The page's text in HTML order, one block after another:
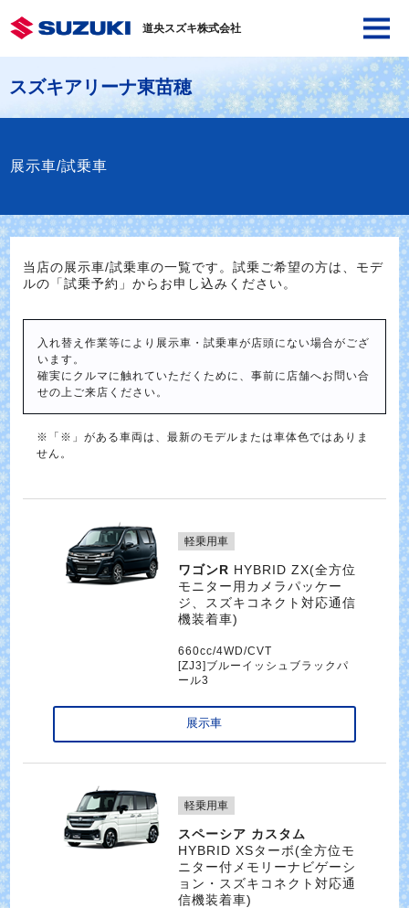
道央スズキ株式会社
スズキアリーナ東苗穂
展示車/試乗車
当店の展示車/試乗車の一覧です。試乗ご希望の方は、モデ
ルの「試乗予約」からお申し込みください。
入れ替え作業等により展示車・試乗車が店頭にない場合がござ
います。
確実にクルマに触れていただくために、事前に店舗へお問い合
せの上ご来店ください。
※「※」がある車両は、最新のモデルまたは車体色ではありま
せん。
軽乗用車
ワゴンR HYBRID ZX(全方位
モニター用カメラパッケー
ジ、スズキコネクト対応通信
機装着車)
660cc/4WD/CVT
[ZJ3]ブルーイッシュブラックパ
ール3
展示車
軽乗用車
スペーシア カスタム
HYBRID XSターボ(全方位モ
ニター付メモリーナビゲーシ
ョン・スズキコネクト対応通
信機装着車)